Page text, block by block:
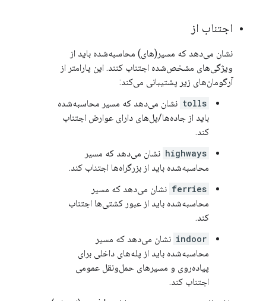
اجتناب از
نشان می‌دهد که مسیر(های) محاسبه‌شده باید از
ویژگی‌های مشخص‌شده اجتناب کنند. این پارامتر از
آرگومان‌های زیر پشتیبانی می‌کند:
tolls نشان می‌دهد که مسیر محاسبه‌شده
باید از جاده‌ها/پل‌های دارای عوارض اجتناب
کند.
highways نشان می‌دهد که مسیر
محاسبه‌شده باید از بزرگراه‌ها اجتناب کند.
ferries نشان می‌دهد که مسیر
محاسبه‌شده باید از عبور کشتی‌ها اجتناب
کند.
indoor نشان می‌دهد که مسیر
محاسبه‌شده باید از پله‌های داخلی برای
پیاده‌روی و مسیرهای حمل‌ونقل عمومی
اجتناب کند.